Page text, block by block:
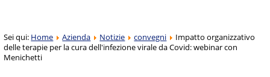
Sei qui: Home Azienda Notizie convegni
Impatto organizzativo
delle terapie per la cura dell'infezione virale da Covid: webinar con
Menichetti